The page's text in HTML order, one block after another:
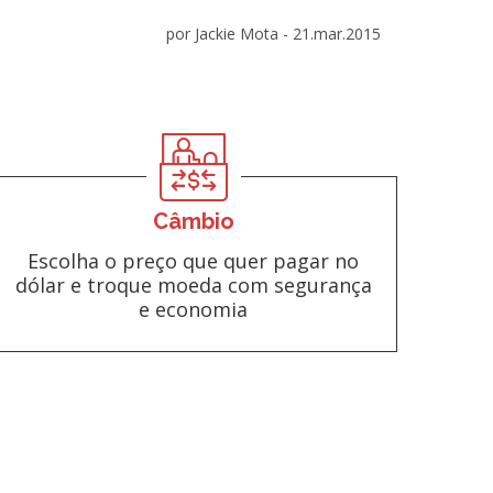
por Jackie Mota - 21.mar.2015
Câmbio
Escolha o preço que quer pagar no
dólar e troque moeda com segurança
e economia